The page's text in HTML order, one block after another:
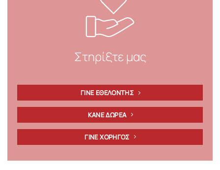
Στηρίξτε μας
ΓΙΝΕ ΕΘΕΛΟΝΤΗΣ
ΚΑΝΕ ΔΩΡΕΑ
ΓΙΝΕ ΧΟΡΗΓΟΣ